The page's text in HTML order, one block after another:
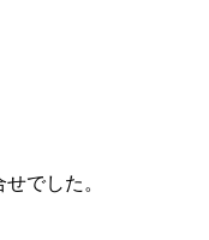
でした。